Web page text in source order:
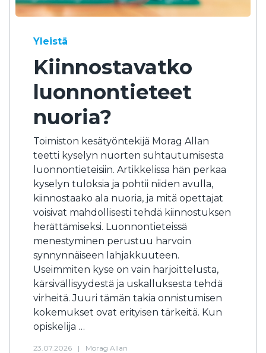
Yleistä
Kiinnostavatko
luonnontieteet
nuoria?
Toimiston kesätyöntekijä Morag Allan
teetti kyselyn nuorten suhtautumisesta
luonnontieteisiin. Artikkelissa hän perkaa
kyselyn tuloksia ja pohtii niiden avulla,
kiinnostaako ala nuoria, ja mitä opettajat
voisivat mahdollisesti tehdä kiinnostuksen
herättämiseksi. Luonnontieteissä
menestyminen perustuu harvoin
synnynnäiseen lahjakkuuteen.
Useimmiten kyse on vain harjoittelusta,
kärsivällisyydestä ja uskalluksesta tehdä
virheitä. Juuri tämän takia onnistumisen
kokemukset ovat erityisen tärkeitä. Kun
opiskelija …
23.07.2026 | Morag Allan